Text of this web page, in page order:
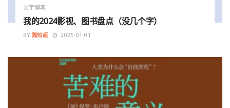
文字博客
我的2024影视、图书盘点（没几个字）
BY 魏知超 2025-01-01